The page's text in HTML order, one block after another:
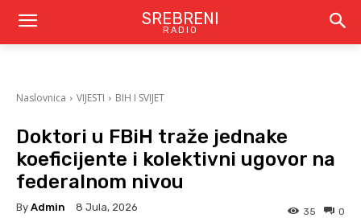
SREBRENI
RADIO
Naslovnica VIJESTI BIH I SVIJET
Doktori u FBiH traže jednake
koeficijente i kolektivni ugovor na
federalnom nivou
By Admin 8 Jula, 2026 0
35